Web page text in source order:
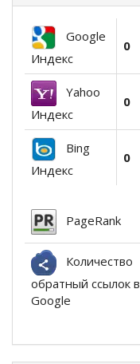
Google
Индекс
0
Yahoo
Индекс
0
Bing
Индекс
0
PageRank
Количество
обратный ссылок в
Google